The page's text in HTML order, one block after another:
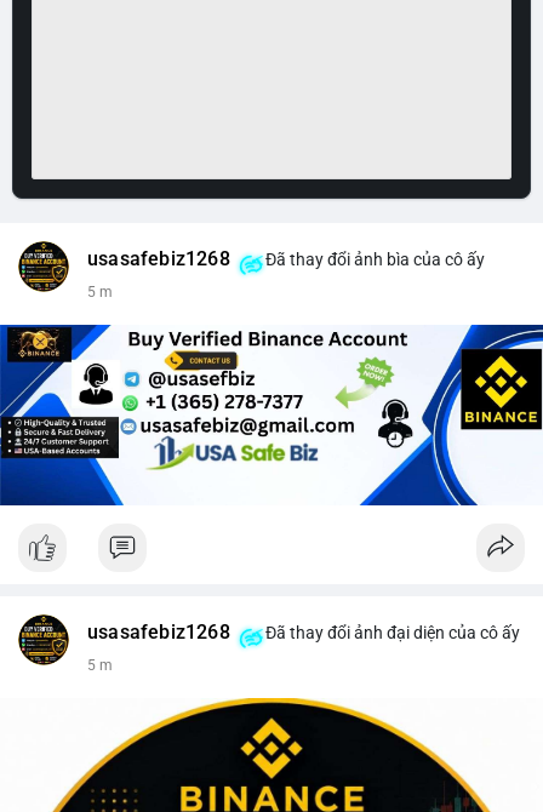
usasafebiz1268 Đã thay đổi ảnh bìa của cô ấy
5 m
usasafebiz1268 Đã thay đổi ảnh đại diện của cô ấy
5 m